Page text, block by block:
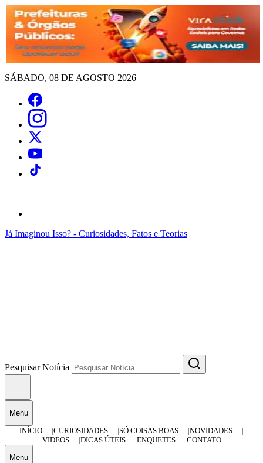
SÁBADO, 08 DE AGOSTO 2026
Já Imaginou Isso? - Curiosidades, Fatos e Teorias
Pesquisar Notícia
Menu
INÍCIO
CURIOSIDADES SÓ COISAS BOAS
NOVIDADES
VIDEOS
DICAS ÚTEIS ENQUETES CONTATO
Menu